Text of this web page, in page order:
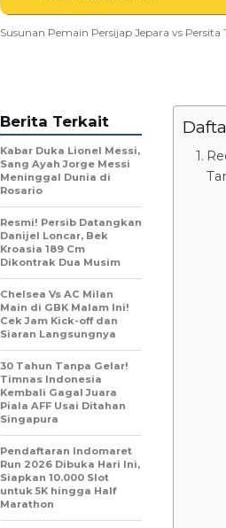
Susunan Pemain Persijap Jepara vs
Berita Terkait
Kabar Duka Lionel Messi,
Sang Ayah Jorge Messi
Meninggal Dunia di
Rosario
Resmi! Persib Datangkan
Danijel Loncar, Bek
Kroasia 189 Cm
Dikontrak Dua Musim
Chelsea Vs AC Milan
Main di GBK Malam Ini!
Cek Jam Kick-off dan
Siaran Langsungnya
30 Tahun Tanpa Gelar!
Timnas Indonesia
Kembali Gagal Juara
Piala AFF Usai Ditahan
Singapura
Pendaftaran Indomaret
Run 2026 Dibuka Hari Ini,
Siapkan 10.000 Slot
untuk 5K hingga Half
Marathon